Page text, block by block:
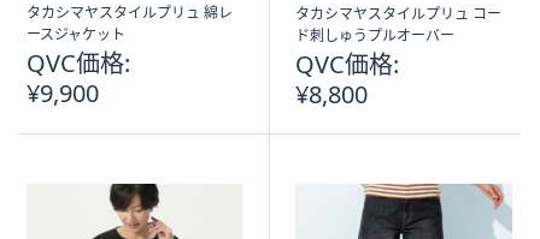
タカシマヤスタイルプリュ 綿レ
ースジャケット
QVC価格:
¥9,900
タカシマヤスタイルプリュ コー
ド刺しゅうプルオーバー
QVC価格:
¥8,800